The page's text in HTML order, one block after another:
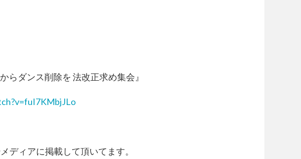
らダンス削除を 法改正求め集会』
ディアに掲載して頂いてます。